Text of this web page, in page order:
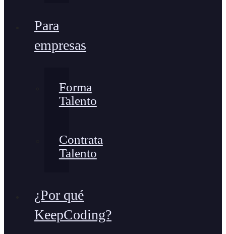
Para
empresas
Forma
Talento
Contrata
Talento
¿Por qué
KeepCoding?